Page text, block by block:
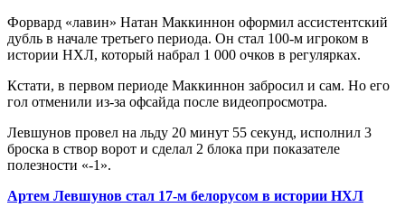
Форвард «лавин» Натан Маккиннон оформил ассистентский
дубль в начале третьего периода. Он стал 100-м игроком в
истории НХЛ, который набрал 1 000 очков в регулярках.
Кстати, в первом периоде Маккиннон забросил и сам. Но его
гол отменили из-за офсайда после видеопросмотра.
Левшунов провел на льду 20 минут 55 секунд, исполнил 3
броска в створ ворот и сделал 2 блока при показателе
полезности «-1».
Артем Левшунов стал 17-м белорусом в истории НХЛ